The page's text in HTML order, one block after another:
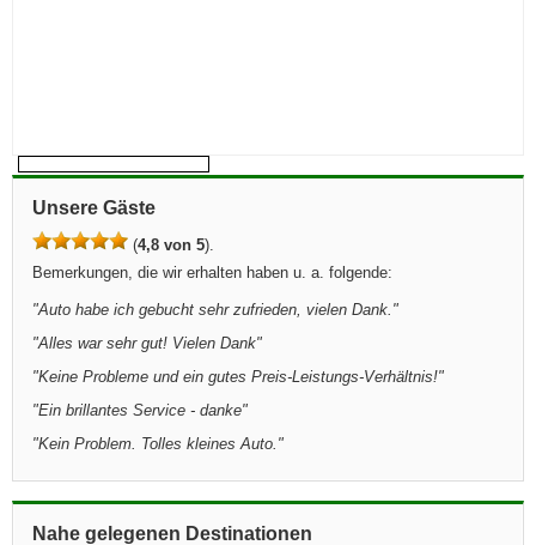
Unsere Gäste
(4,8 von 5).
Bemerkungen, die wir erhalten haben u. a. folgende:
"Auto habe ich gebucht sehr zufrieden, vielen Dank. "
"Alles war sehr gut! Vielen Dank"
"Keine Probleme und ein gutes Preis-Leistungs-Verhältnis!"
"Ein brillantes Service - danke"
"Kein Problem. Tolles kleines Auto. "
Nahe gelegenen Destinationen